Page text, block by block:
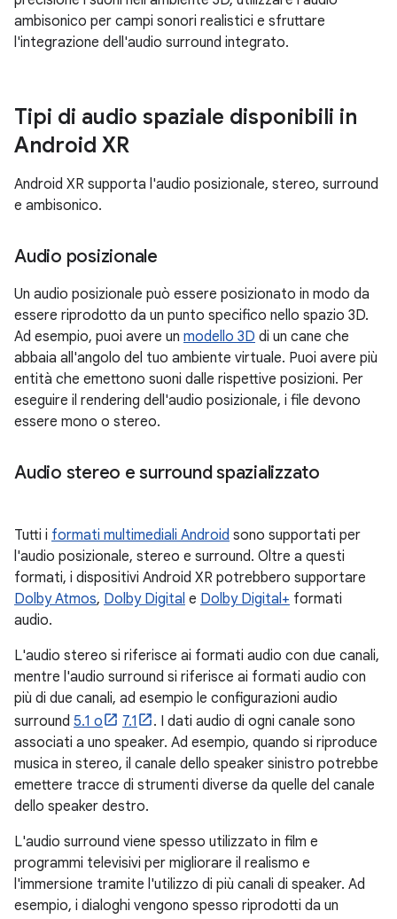
ambisonico per campi sonori realistici e sfruttare
l'integrazione dell'audio surround integrato.
Tipi di audio spaziale disponibili in
Android XR
Android XR supporta l'audio posizionale, stereo, surround
e ambisonico.
Audio posizionale
Un audio posizionale può essere posizionato in modo da
essere riprodotto da un punto specifico nello spazio 3D.
Ad esempio, puoi avere un modello 3D di un cane che
abbaia all'angolo del tuo ambiente virtuale. Puoi avere più
entità che emettono suoni dalle rispettive posizioni. Per
eseguire il rendering dell'audio posizionale, i file devono
essere mono o stereo.
Audio stereo e surround spazializzato
Tutti i formati multimediali Android sono supportati per
l'audio posizionale, stereo e surround. Oltre a questi
formati, i dispositivi Android XR potrebbero supportare
Dolby Atmos, Dolby Digital e Dolby Digital+ formati
audio.
L'audio stereo si riferisce ai formati audio con due canali,
mentre l'audio surround si riferisce ai formati audio con
più di due canali, ad esempio le configurazioni audio
surround 5.1 o 7.1
. I dati audio di ogni canale sono
associati a uno speaker. Ad esempio, quando si riproduce
musica in stereo, il canale dello speaker sinistro potrebbe
emettere tracce di strumenti diverse da quelle del canale
dello speaker destro.
L'audio surround viene spesso utilizzato in film e
programmi televisivi per migliorare il realismo e
l'immersione tramite l'utilizzo di più canali di speaker. Ad
esempio, i dialoghi vengono spesso riprodotti da un